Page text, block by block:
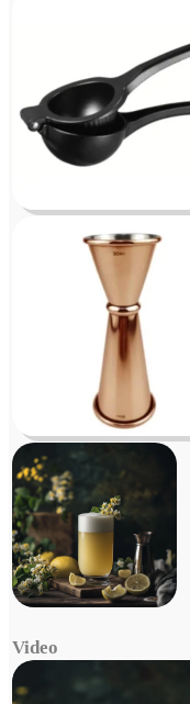
Video
Video
Player